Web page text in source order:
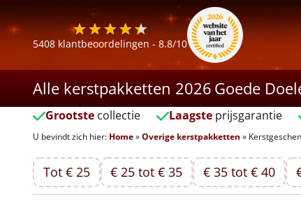
5408 klantbeoordelingen - 8.8/10
Alle kerstpakketten 2026 Goede
Grootste collectie Laagsteprijsgarantie
U bevindt zich hier: Home»Overige kerstpakketten »
Tot € 25 € 25 tot € 35 € 35 tot € 40